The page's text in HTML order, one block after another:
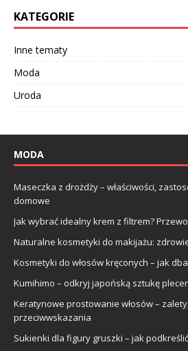
KATEGORIE
Inne tematy
Moda
Uroda
MODA
Maseczka z drożdży – właściwości,
domowe
Jak wybrać idealny krem z filtrem?
Naturalne kosmetyki do makijażu:
Kosmetyki do włosów kręconych – jak
Kumihimo – odkryj japońską sztukę
Keratynowe prostowanie włosów –
przeciwwskazania
Sukienki dla figury gruszki – jak